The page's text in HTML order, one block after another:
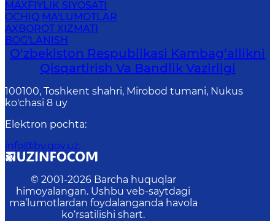
MAXFIYLIK SIYOSATI
OCHIQ MA'LUMOTLAR
AXBOROT XIZMATI
BOG'LANISH
O‘zbekiston Respublikasi Kambag‘allikni
Qisqartirish Va Bandlik Vazirligi
100100, Toshkent shahri, Mirobod tumani, Nukus
ko'chasi 8 uy
Elektron pochta:
info@bv.gov.uz.
© 2001-2026 Barcha huquqlar
himoyalangan. Ushbu veb-saytdagi
ma’lumotlardan foydalanganda havola
ko‘rsatilishi shart.